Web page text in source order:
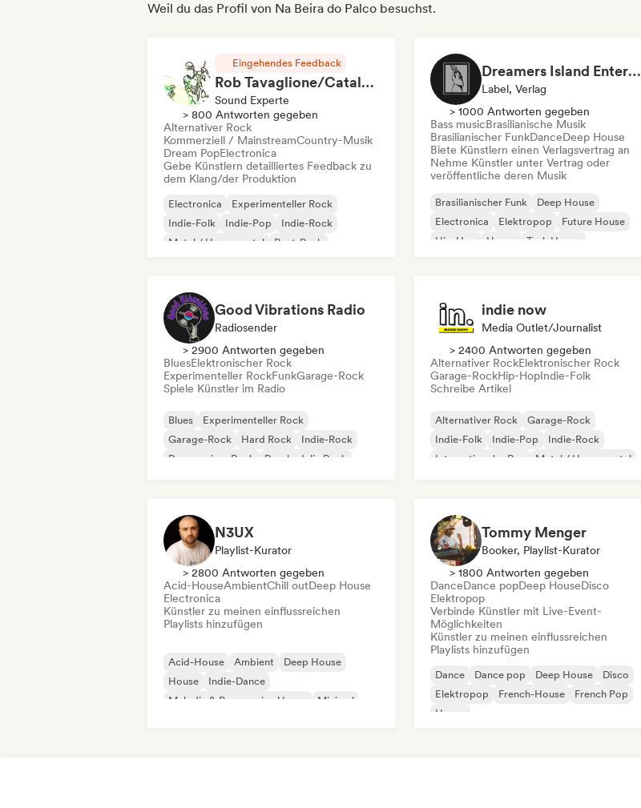
Weil du das Profil von Na Beira do Palco besuchst.
Eingehendes Feedback
Rob Tavaglione/Catalyst Recording
Sound Experte
> 800 Antworten gegeben
Alternativer Rock
Kommerziell / MainstreamCountry-Musik
Dream PopElectronica
Gebe Künstlern detailliertes Feedback zu
dem Klang/der Produktion
Electronica
Experimenteller Rock
Indie-Folk
Indie-Pop
Indie-Rock
Metal / Heavy metal
Post-Punk
Dreamers Island Entertainment
Label, Verlag
> 1000 Antworten gegeben
Bass musicBrasilianische Musik
Brasilianischer FunkDanceDeep House
Biete Künstlern einen Verlagsvertrag an
Nehme Künstler unter Vertrag oder
veröffentliche deren Musik
Brasilianischer Funk
Deep House
Electronica
Elektropop
Future House
Hip-Hop
House Tech House
Good Vibrations Radio
Radiosender
> 2900 Antworten gegeben
BluesElektronischer Rock
Experimenteller RockFunkGarage-Rock
Spiele Künstler im Radio
Blues
Experimenteller Rock
Garage-Rock
Hard Rock
Indie-Rock
Progressiver Rock
Psychedelic Rock
indie now
Media Outlet/Journalist
> 2400 Antworten gegeben
Alternativer RockElektronischer Rock
Garage-RockHip-HopIndie-Folk
Schreibe Artikel
Alternativer Rock
Garage-Rock
Indie-Folk
Indie-Pop
Indie-Rock
Internationaler Rap
Metal / Heavy metal
N3UX
Playlist-Kurator
> 2800 Antworten gegeben
Acid-HouseAmbientChill outDeep House
Electronica
Künstler zu meinen einflussreichen
Playlists hinzufügen
Acid-House Ambient
Deep House
House
Indie-Dance
Melodic & Progressive House
Minimal
Tommy Menger
Booker, Playlist-Kurator
> 1800 Antworten gegeben
DanceDance popDeep HouseDisco
Elektropop
Verbinde Künstler mit Live-Event-
Möglichkeiten
Künstler zu meinen einflussreichen
Playlists hinzufügen
Dance Dance pop Deep House
Disco
Elektropop
French-House
French Pop
House